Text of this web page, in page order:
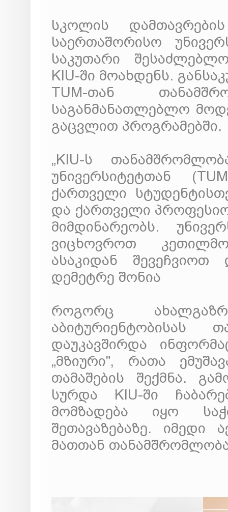
სკოლის
საერთაშორისო
საკუთარი
KIU-ში მოახდენს.
TUM-თან
საგანმანათლებლო
გაცვლით პროგრამებში.
„KIU-ს
უნივერსიტეტთან
ქართველი
და ქართველი
მიმდინარეობს.
ვიცხოვროთ
ასაკიდან
დემეტრე შონია
როგორც
აბიტურიენტობისას
დაუკავშირდა
„მზიური", რათა
თამაშების შექმნა.
სურდა KIU-ში
მომზადება იყო
შეთავაზებაზე. იმედი
მათთან